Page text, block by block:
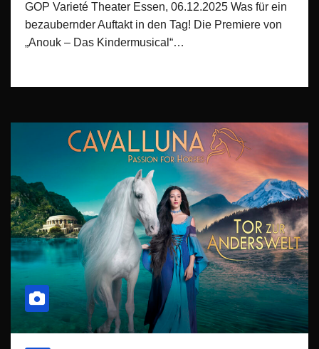
GOP Varieté Theater Essen, 06.12.2025 Was für ein
bezaubernder Auftakt in den Tag! Die Premiere von
„Anouk – Das Kindermusical“…